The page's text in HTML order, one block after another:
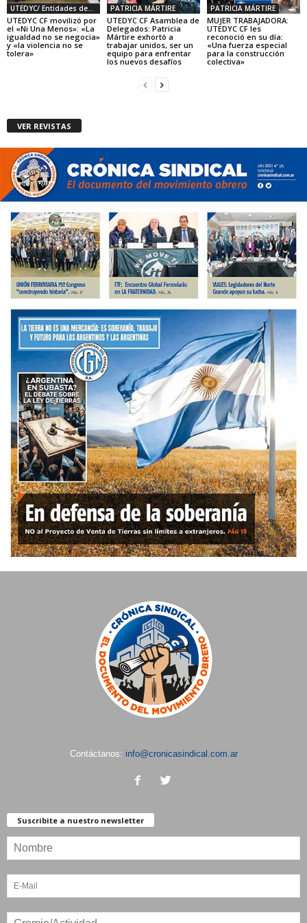
UTEDYC/ Entidades deportivas y civiles
UTEDYC CF movilizó por
el «Ni Una Menos»: «La
igualdad no se negocia»
y «la violencia no se
tolera»
PATRICIA MÁRTIRE
UTEDYC CF Asamblea de
Delegados: Patricia
Mártire exhortó a
trabajar unidos, ser un
equipo para enfrentar
los nuevos desafíos
PATRICIA MÁRTIRE
MUJER TRABAJADORA:
UTEDYC CF les
reconoció en su día:
«Una fuerza especial
para la construcción
colectiva»
VER REVISTAS
Contáctanos: info@cronicasindical.com.ar
Suscribite a nuestro newsletter